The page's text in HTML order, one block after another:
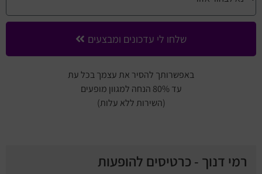
שלחו לי עדכונים ומבצעים
באפשרותך להסיר את עצמך בכל עת
עד 80% הנחה למגוון מופעים
(השירות ללא עלות)
רמי דנוך - כרטיסים להופעות